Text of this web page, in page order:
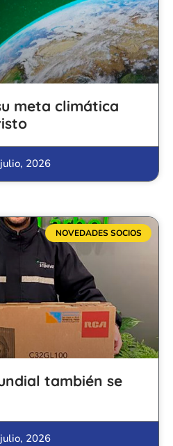
meta climática
2026
NOVEDADES SOCIOS
también se
2026